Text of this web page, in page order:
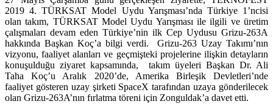
2019 4. TÜRKSAT Model Uydu Yarışması’nda Türkiye 1’ncisi
olan takım, TÜRKSAT Model Uydu Yarışması ile ilgili ve üretim
çalışmaları devam eden Türkiye’nin ilk Cep Uydusu Grizu-263A
hakkında Başkan Koç’a bilgi verdi. Grizu-263 Uzay Takımı’nın
vizyonu, faaliyet alanları ve geçmişteki projelerine ilişkin detayların
konuşulduğu ziyaret kapsamında, takım üyeleri Başkan Dr. Ali
Taha Koç’u Aralık 2020’de, Amerika Birleşik Devletleri’nde
faaliyet gösteren uzay şirketi SpaceX tarafından uzaya gönderilecek
olan Grizu-263A’nın fırlatma töreni için Zonguldak’a davet etti.